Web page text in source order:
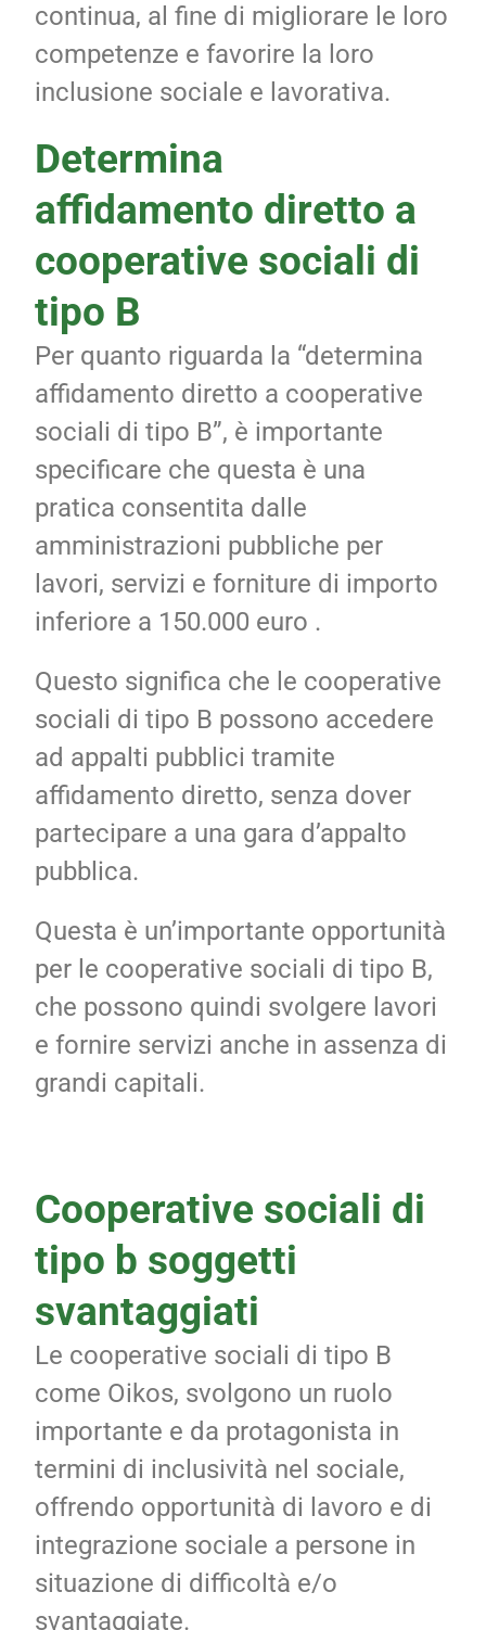
continua, al fine di migliorare le loro
competenze e favorire la loro
inclusione sociale e lavorativa.
Determina
affidamento diretto a
cooperative sociali di
tipo B
Per quanto riguarda la “determina
affidamento diretto a cooperative
sociali di tipo B”, è importante
specificare che questa è una
pratica consentita dalle
amministrazioni pubbliche per
lavori, servizi e forniture di importo
inferiore a 150.000 euro .
Questo significa che le cooperative
sociali di tipo B possono accedere
ad appalti pubblici tramite
affidamento diretto, senza dover
partecipare a una gara d’appalto
pubblica.
Questa è un’importante opportunità
per le cooperative sociali di tipo B,
che possono quindi svolgere lavori
e fornire servizi anche in assenza di
grandi capitali.
Cooperative sociali di
tipo b soggetti
svantaggiati
Le cooperative sociali di tipo B
come Oikos, svolgono un ruolo
importante e da protagonista in
termini di inclusività nel sociale,
offrendo opportunità di lavoro e di
integrazione sociale a persone in
situazione di difficoltà e/o
svantaggiate.